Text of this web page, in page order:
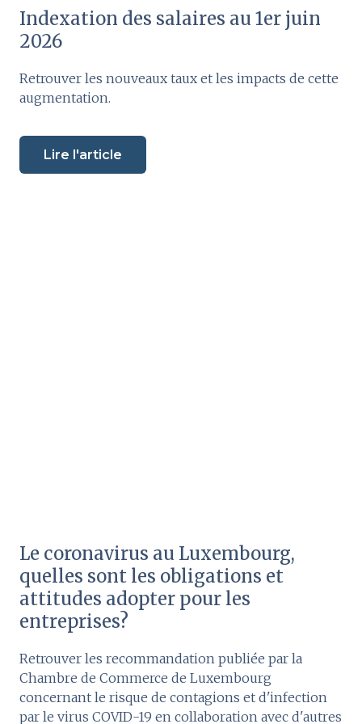
Indexation des salaires au 1er juin
2026
Retrouver les nouveaux taux et les impacts de cette
augmentation.
Lire l'article
Le coronavirus au Luxembourg,
quelles sont les obligations et
attitudes adopter pour les
entreprises?
Retrouver les recommandation publiée par la
Chambre de Commerce de Luxembourg
concernant le risque de contagions et d'infection
par le virus COVID-19 en collaboration avec d'autres